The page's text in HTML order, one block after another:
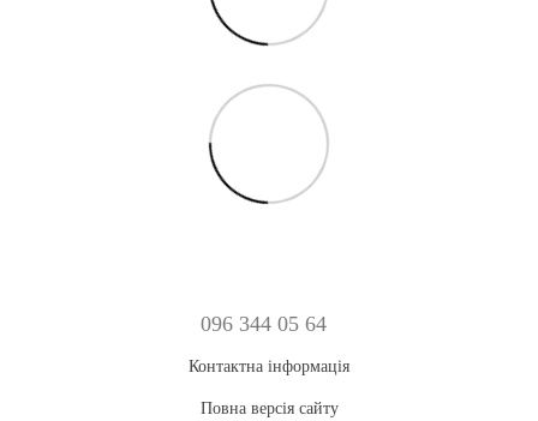
096 344 05 64
Контактна інформація
Повна версія сайту